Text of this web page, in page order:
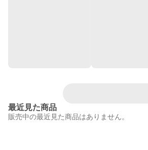
最近見た商品
販売中の最近見た商品はありません。